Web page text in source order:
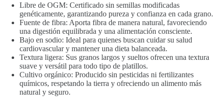
Libre de OGM: Certificado sin semillas modificadas
genéticamente, garantizando pureza y confianza en cada grano.
Fuente de fibra: Aporta fibra de manera natural, favoreciendo
una digestión equilibrada y una alimentación consciente.
Bajo en sodio: Ideal para quienes buscan cuidar su salud
cardiovascular y mantener una dieta balanceada.
Textura ligera: Sus granos largos y sueltos ofrecen una textura
suave y versátil para todo tipo de platillos.
Cultivo orgánico: Producido sin pesticidas ni fertilizantes
químicos, respetando la tierra y ofreciendo un alimento más
natural y seguro.